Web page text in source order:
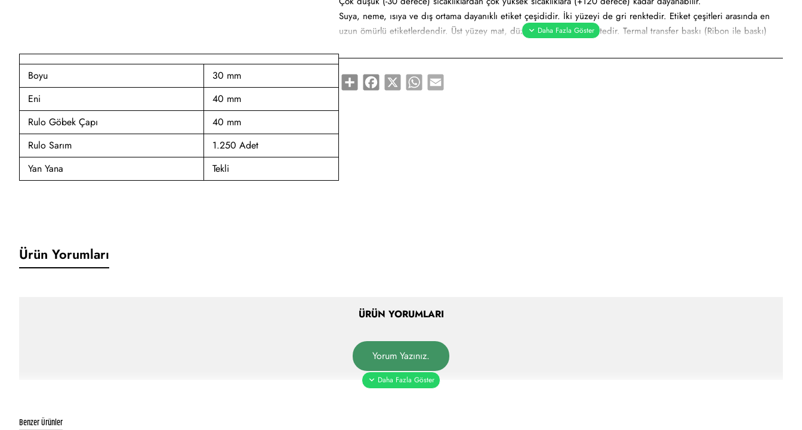
Boyu
30 mm
Eni
40 mm
Rulo Göbek Çapı
40 mm
Rulo Sarım
1.250 Adet
Yan Yana
Tekli
Suya, neme, ısıya ve dış ortama dayanıklı etiket çeşididir. İki yüzeyi de gri renktedir. Etiket çeşitleri arasında en
uzun ömürlü etiketlerdendir. Üst yüzey mat, düz ve gri metalik renktedir. Termal transfer baskı (Ribon ile baskı)
olarak adlandırılabilir.
Yapışkan Türleri:Standart (Çok kuvvetli), Metalize
Share Facebook
X WhatsApp
Email
Ürün Yorumları
ÜRÜN YORUMLARI
Yorum Yazınız.
Benzer Ürünler